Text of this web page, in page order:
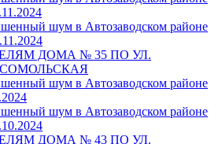
шум в Автозаводском районе
ДОМА № 35 ПО УЛ.
шум в Автозаводском районе
шум в Автозаводском районе
ДОМА № 43 ПО УЛ.